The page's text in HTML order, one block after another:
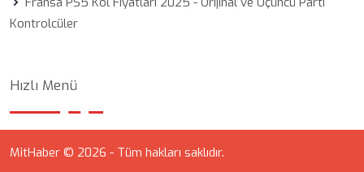
Kontrolcüler
Hızlı Menü
MitHaber © 2026 - Tüm hakları saklıdır.